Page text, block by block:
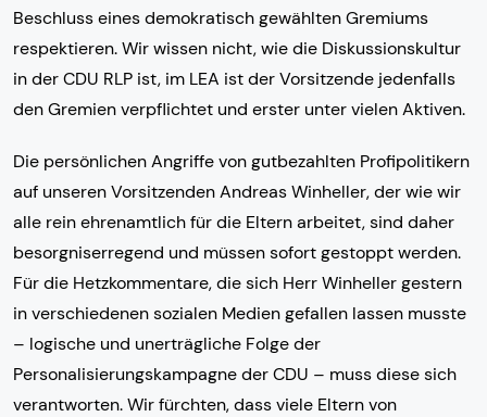
Beschluss eines demokratisch gewählten Gremiums
respektieren. Wir wissen nicht, wie die Diskussionskultur
in der CDU RLP ist, im LEA ist der Vorsitzende jedenfalls
den Gremien verpflichtet und erster unter vielen Aktiven.
Die persönlichen Angriffe von gutbezahlten Profipolitikern
auf unseren Vorsitzenden Andreas Winheller, der wie wir
alle rein ehrenamtlich für die Eltern arbeitet, sind daher
besorgniserregend und müssen sofort gestoppt werden.
Für die Hetzkommentare, die sich Herr Winheller gestern
in verschiedenen sozialen Medien gefallen lassen musste
– logische und unerträgliche Folge der
Personalisierungskampagne der CDU – muss diese sich
verantworten. Wir fürchten, dass viele Eltern von